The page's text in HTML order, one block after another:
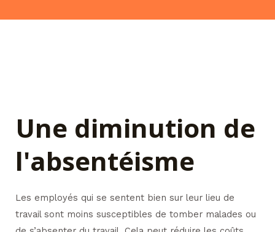
Une diminution de
l'absentéisme
Les employés qui se sentent bien sur leur lieu de
travail sont moins susceptibles de tomber malades ou